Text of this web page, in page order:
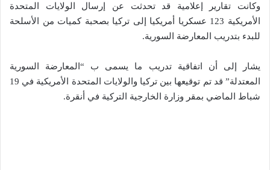
وكانت تقارير إعلامية قد تحدثت عن إرسال الولايات المتحدة
الأمريكية 123 عسكريا أمريكيا إلى تركيا بصحبة كميات من الأسلحة
للبدء بتدريب المعارضة السورية.
يشار إلى أن اتفاقية تدريب ما يسمى ب “المعارضة السورية
المعتدلة” قد تم توقيعها بين تركيا والولايات المتحدة الأمريكية في 19
شباط الماضي بمقر وزارة الخارجية التركية في أنقرة.